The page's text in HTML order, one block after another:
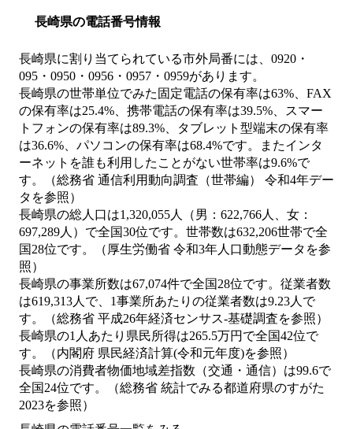
長崎県の電話番号情報
長崎県に割り当てられている市外局番には、0920・
095・0950・0956・0957・0959があります。
長崎県の世帯単位でみた固定電話の保有率は63%、FAX
の保有率は25.4%、携帯電話の保有率は39.5%、スマー
トフォンの保有率は89.3%、タブレット型端末の保有率
は36.6%、パソコンの保有率は68.4%です。またインタ
ーネットを誰も利用したことがない世帯率は9.6%で
す。（総務省 通信利用動向調査（世帯編） 令和4年デー
タを参照）
長崎県の総人口は1,320,055人（男：622,766人、女：
697,289人）で全国30位です。世帯数は632,206世帯で全
国28位です。（厚生労働省 令和3年人口動態データを参
照）
長崎県の事業所数は67,074件で全国28位です。従業者数
は619,313人で、1事業所あたりの従業者数は9.23人で
す。（総務省 平成26年経済センサス‐基礎調査を参照）
長崎県の1人あたり県民所得は265.5万円で全国42位で
す。（内閣府 県民経済計算(令和元年度)を参照）
長崎県の消費者物価地域差指数（交通・通信）は99.6で
全国24位です。（総務省 統計でみる都道府県のすがた
2023を参照）